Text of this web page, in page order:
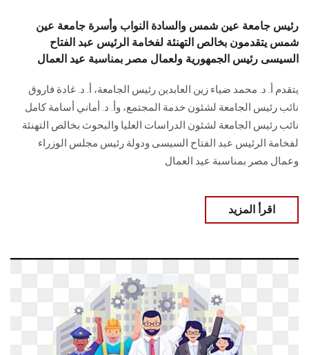
رئيس جامعة عين شمس والسادة النواب وأسرة جامعة عين
شمس يتقدمون بخالص التهنئة لفخامة الرئيس عبد الفتاح
السيسى رئيس الجمهورية ولعمال مصر بمناسبة عيد العمال
يتقدم أ. د. محمد ضياء زين العابدين رئيس الجامعة، أ. د. غادة فاروق
نائب رئيس الجامعة لشئون خدمة المجتمع، وأ. د. أماني أسامة كامل
نائب رئيس الجامعة لشئون الدراسات العليا والبحوث بخالص التهنئة
لفخامة الرئيس عبد الفتاح السيسى ودولة رئيس مجلس الوزراء
وعمال مصر بمناسبة عيد العمال
اقرأ المزيد